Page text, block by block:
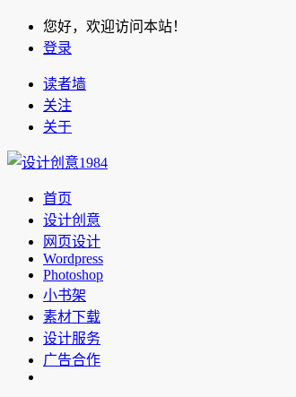
您好，欢迎访问本站！
登录
读者墙
关注
关于
首页
设计创意
网页设计
Wordpress
Photoshop
小书架
素材下载
设计服务
广告合作